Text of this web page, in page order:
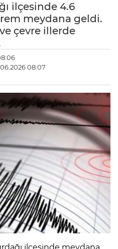
ilçesinde 4.6
meydana geldi.
çevre illerde
08:07